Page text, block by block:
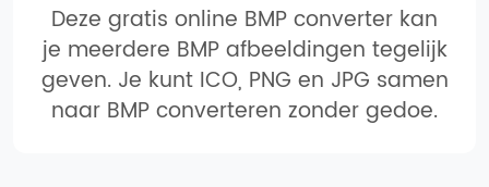
Deze gratis online BMP converter kan
je meerdere BMP afbeeldingen tegelijk
geven. Je kunt ICO, PNG en JPG samen
naar BMP converteren zonder gedoe.